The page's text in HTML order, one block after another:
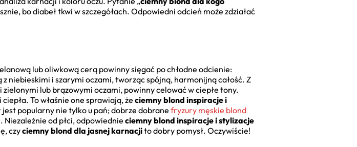
bo diabeł tkwi w szczegółach. Odpowiedni odcień może zdziałać
lub oliwkową cerą powinny sięgać po chłodne odcienie:
niebieskimi i szarymi oczami, tworząc spójną, harmonijną całość. Z
lub brązowymi oczami, powinny celować w ciepłe tony.
To właśnie one sprawiają, że ciemny blond inspiracje i
popularny nie tylko u pań; dobrze dobrane fryzury męskie blond
od płci, odpowiednie ciemny blond inspiracje i stylizacje
czyciemny blond dla jasnej karnacjito dobry pomysł. Oczywiście!